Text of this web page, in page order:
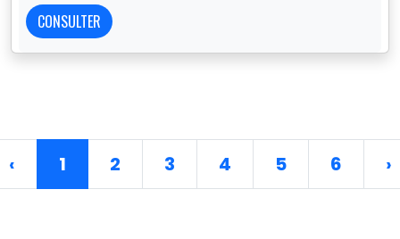
CONSULTER
‹ 1 2 3 4 5 6 ›